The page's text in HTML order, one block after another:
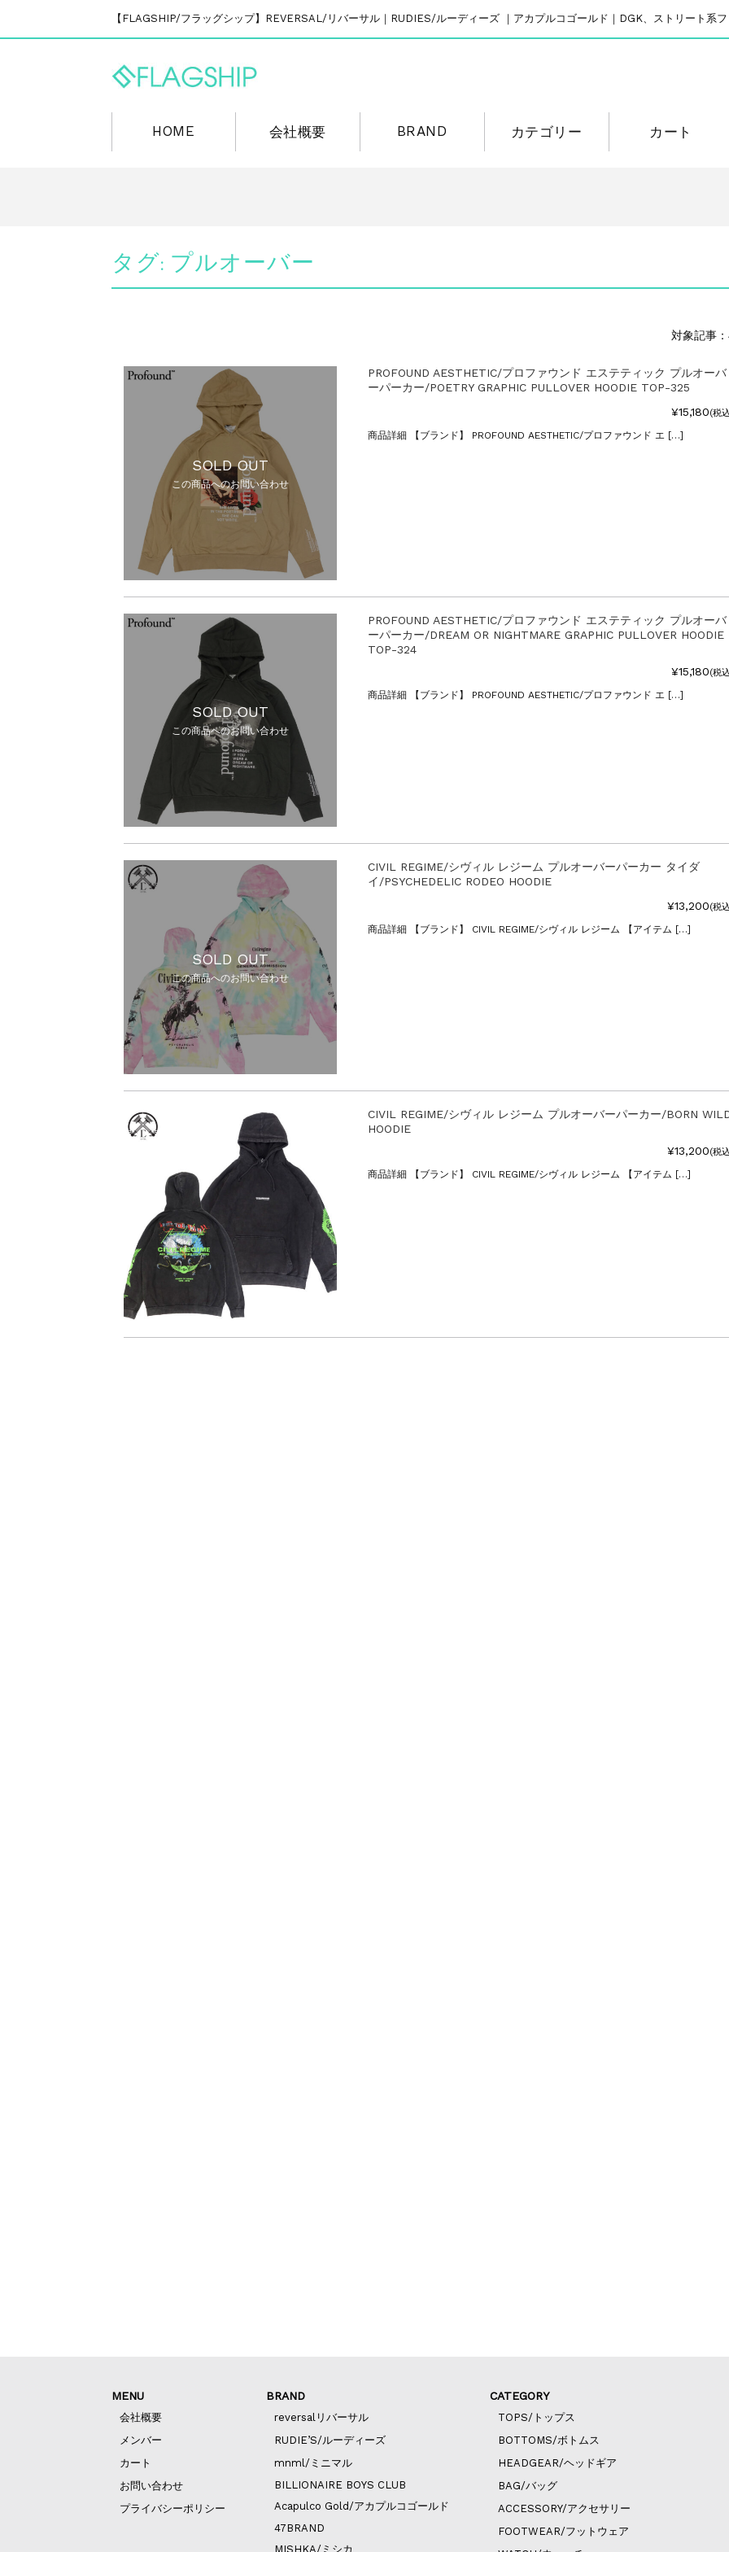
【FLAGSHIP/フラッグシップ】REVERSAL/リバーサル｜RUDIES/ルーディーズ ｜アカプルコゴールド｜DGK、ストリート系
HOME 会社概要 BRAND カテゴリー カート
タグ:プルオーバー
対象記事
SOLD OUT
この商品へのお問い合わせ
PROFOUND AESTHETIC/プロファウンド エステティック プルオーバ
ーパーカー/POETRY GRAPHIC PULLOVER HOODIE TOP-325
¥15,180(税
商品詳細 【ブランド】 PROFOUND AESTHETIC/プロファウンド エ […]
SOLD OUT
この商品へのお問い合わせ
PROFOUND AESTHETIC/プロファウンド エステティック プルオーバ
ーパーカー/DREAM OR NIGHTMARE GRAPHIC PULLOVER HOODIE
TOP-324
¥15,180(税
商品詳細 【ブランド】 PROFOUND AESTHETIC/プロファウンド エ […]
SOLD OUT
この商品へのお問い合わせ
CIVIL REGIME/シヴィル レジーム プルオーバーパーカー タイダ
イ/PSYCHEDELIC RODEO HOODIE
¥13,200(税
商品詳細 【ブランド】 CIVIL REGIME/シヴィル レジーム 【アイテム […]
CIVIL REGIME/シヴィル レジーム プルオーバーパーカー/BORN
HOODIE
¥13,200(税
商品詳細 【ブランド】 CIVIL REGIME/シヴィル レジーム 【アイテム […]
MENU
会社概要
メンバー
カート
お問い合わせ
プライバシーポリシー
BRAND
reversalリバーサル
RUDIE’S/ルーディーズ
mnml/ミニマル
BILLIONAIRE BOYS CLUB
Acapulco Gold/アカプルコゴールド
47BRAND
MISHKA/ミシカ
CATEGORY
TOPS/トップス
BOTTOMS/ボトムス
HEADGEAR/ヘッドギア
BAG/バッグ
ACCESSORY/アクセサリー
FOOTWEAR/フットウェア